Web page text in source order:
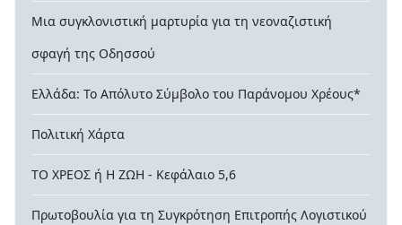
Μια συγκλονιστική μαρτυρία για τη νεοναζιστική
σφαγή της Οδησσού
Ελλάδα: Το Απόλυτο Σύμβολο του Παράνομου Χρέους*
Πολιτική Χάρτα
ΤΟ ΧΡΕΟΣ ή Η ΖΩΗ - Κεφάλαιο 5,6
Πρωτοβουλία για τη Συγκρότηση Επιτροπής Λογιστικού